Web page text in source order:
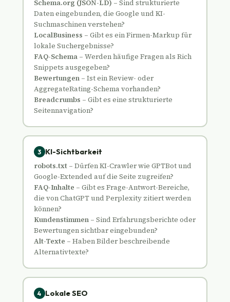
Schema.org (JSON-LD) – Sind strukturierte
Daten eingebunden, die Google und KI-
Suchmaschinen verstehen?
LocalBusiness – Gibt es ein Firmen-Markup für
lokale Suchergebnisse?
FAQ-Schema– Werden häufige Fragen als Rich
Snippets ausgegeben?
Bewertungen– Ist ein Review- oder
AggregateRating-Schema vorhanden?
Breadcrumbs – Gibt es eine strukturierte
Seitennavigation?
3 KI-Sichtbarkeit
robots.txt– Dürfen KI-Crawler wie GPTBot und
Google-Extended auf die Seite zugreifen?
FAQ-Inhalte – Gibt es Frage-Antwort-Bereiche,
die von ChatGPT und Perplexity zitiert werden
können?
Kundenstimmen– Sind Erfahrungsberichte oder
Bewertungen sichtbar eingebunden?
Alt-Texte – Haben Bilder beschreibende
Alternativtexte?
4 Lokale SEO